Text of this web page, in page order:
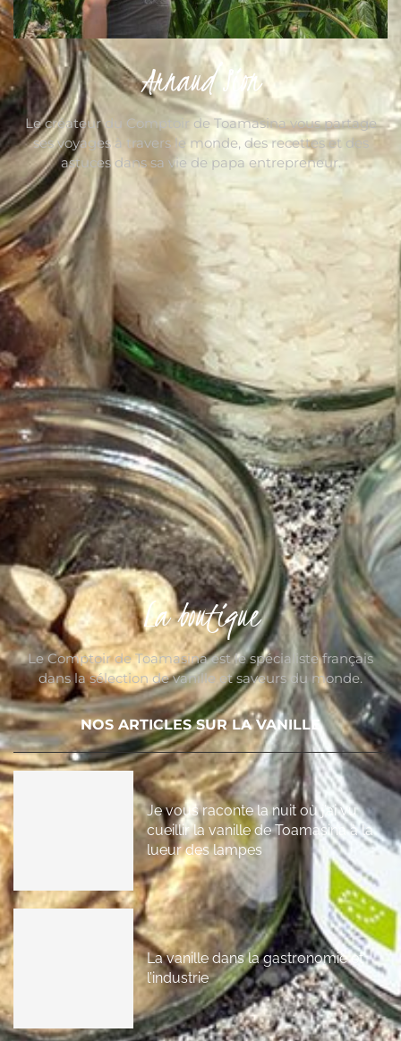
Arnaud Sion
Le créateur du Comptoir de Toamasina vous partage
ses voyages à travers le monde, des recettes et des
astuces dans sa vie de papa entrepreneur.
La boutique
Le Comptoir de Toamasina est le spécialiste français
dans la sélection de vanille et saveurs du monde.
NOS ARTICLES SUR LA VANILLE
Je vous raconte la nuit où j’ai vu
cueillir la vanille de Toamasina à la
lueur des lampes
La vanille dans la gastronomie et
l’industrie